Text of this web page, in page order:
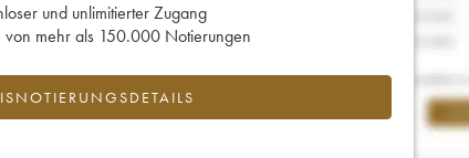
und unlimitierter Zugang
von mehr als 150.000 Notierungen